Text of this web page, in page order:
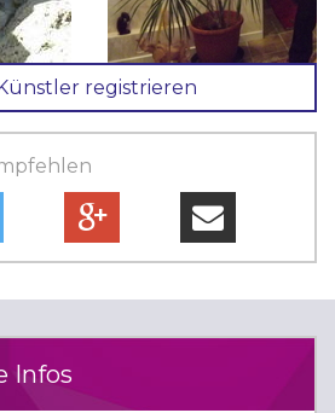
registrieren
Infos